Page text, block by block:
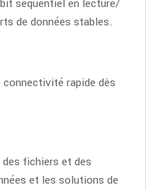
séquentiel en lecture/
de données stables.
connectivité rapide dès
fichiers et des
et les solutions de